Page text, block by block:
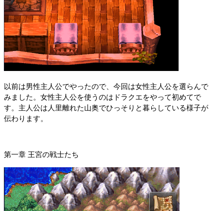
以前は男性主人公でやったので、今回は女性主人公を選らんで
みました。女性主人公を使うのはドラクエをやって初めてで
す。主人公は人里離れた山奥でひっそりと暮らしている様子が
伝わります。
第一章 王宮の戦士たち